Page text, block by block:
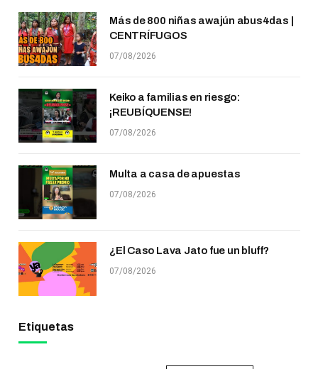
Más de 800 niñas awajún abus4das |
CENTRÍFUGOS
07/08/2026
Keiko a familias en riesgo:
¡REUBÍQUENSE!
07/08/2026
Multa a casa de apuestas
07/08/2026
¿El Caso Lava Jato fue un bluff?
07/08/2026
Etiquetas